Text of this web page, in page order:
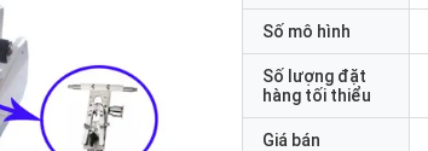
Số mô hình
Số lượng đặt
hàng tối thiểu
Giá bán